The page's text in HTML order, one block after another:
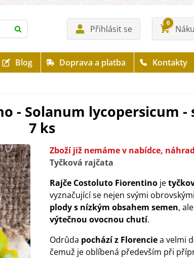
Přihlásit se
0
Blog Doprava a platba Kontakty
- Solanum lycopersicum -
7 ks
Zboží již nemáme v nabídce,
Tyčková rajčata
Rajče Costoluto Fiorentino je
vyznačující se nejen svými obrovskými
plody s nízkým obsahem semen,
výtečnou ovocnou chutí.
Odrůda pochází z Florenciea velmi
čemuž je oblíbená především při